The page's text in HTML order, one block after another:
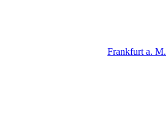
Frankfurt a. M.